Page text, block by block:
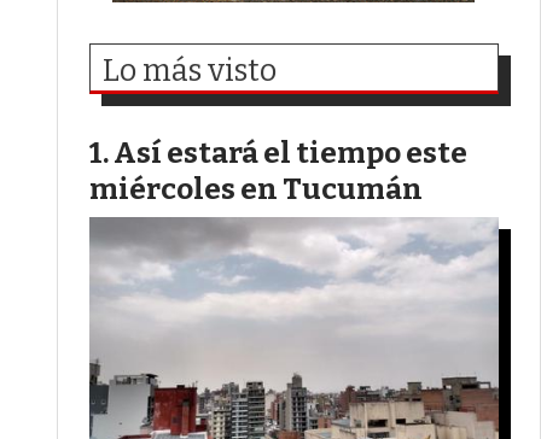
Lo más visto
Así estará el tiempo este
miércoles en Tucumán